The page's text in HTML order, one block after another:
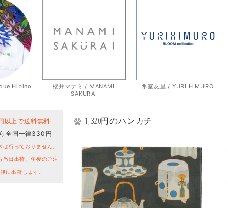
Hibino
櫻井マナミ / MANAMI
SAKURAI
氷室友里 / YURI HIMURO
以上で送料無料
全国一律330円
は行っておりません。
当日出荷、午後のご注
に出荷します。
1,320円のハンカチ